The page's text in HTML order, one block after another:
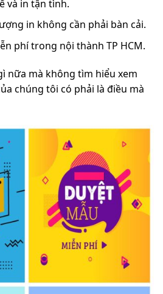
và in tận tình.
in không cần phải bàn cải.
phí trong nội thành TP HCM.
nữa mà không tìm hiểu xem
chúng tôi có phải là điều mà